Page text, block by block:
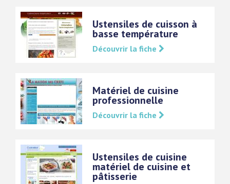
Ustensiles de cuisson à
basse température
Découvrir la fiche
Matériel de cuisine
professionnelle
Découvrir la fiche
Ustensiles de cuisine
matériel de cuisine et
pâtisserie